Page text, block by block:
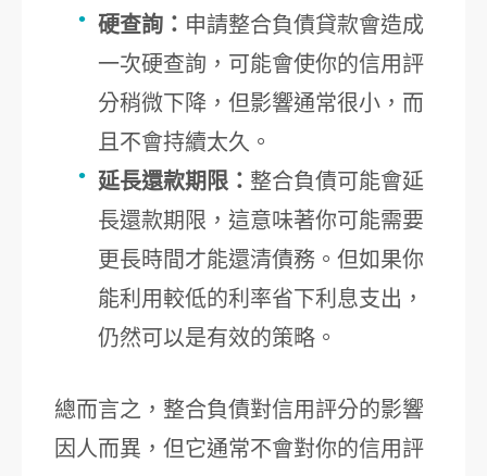
硬查詢： 申請整合負債貸款會造成
一次硬查詢，可能會使你的信用評
分稍微下降，但影響通常很小，而
且不會持續太久。
延長還款期限： 整合負債可能會延
長還款期限，這意味著你可能需要
更長時間才能還清債務。但如果你
能利用較低的利率省下利息支出，
仍然可以是有效的策略。
總而言之，整合負債對信用評分的影響
因人而異，但它通常不會對你的信用評